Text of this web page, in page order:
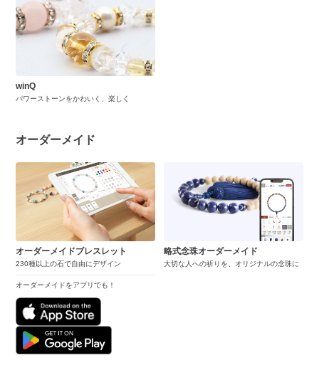
winQ
パワーストーンをかわいく、楽しく
オーダーメイド
オーダーメイドブレスレット
230種以上の石で自由にデザイン
オーダーメイドをアプリでも！
略式念珠オーダーメイド
大切な人への祈りを、オリジナルの念珠に